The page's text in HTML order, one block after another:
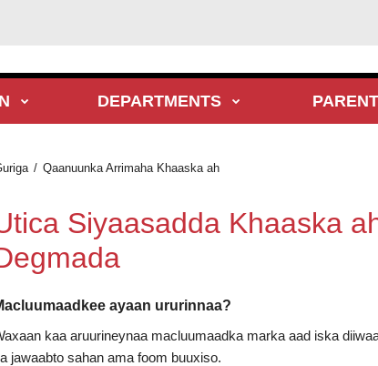
DEPARTMENTS
Qaanuunka Arrimaha Khaaska ah
Siyaasadda Khaaska
ayaan ururinnaa?
kaa aruurineynaa macluumaadka marka aad iska
jawaabto sahan ama foom buuxiso.